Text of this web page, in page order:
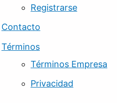
Registrarse
Contacto
Términos
Términos Empresa
Privacidad